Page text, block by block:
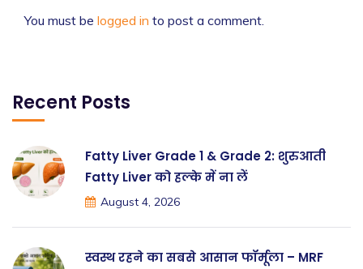
You must be logged in to post a comment.
Recent Posts
Fatty Liver Grade 1 & Grade 2: शुरुआती
Fatty Liver को हल्के में ना लें
August 4, 2026
स्वस्थ रहने का सबसे आसान फॉर्मूला – MRF